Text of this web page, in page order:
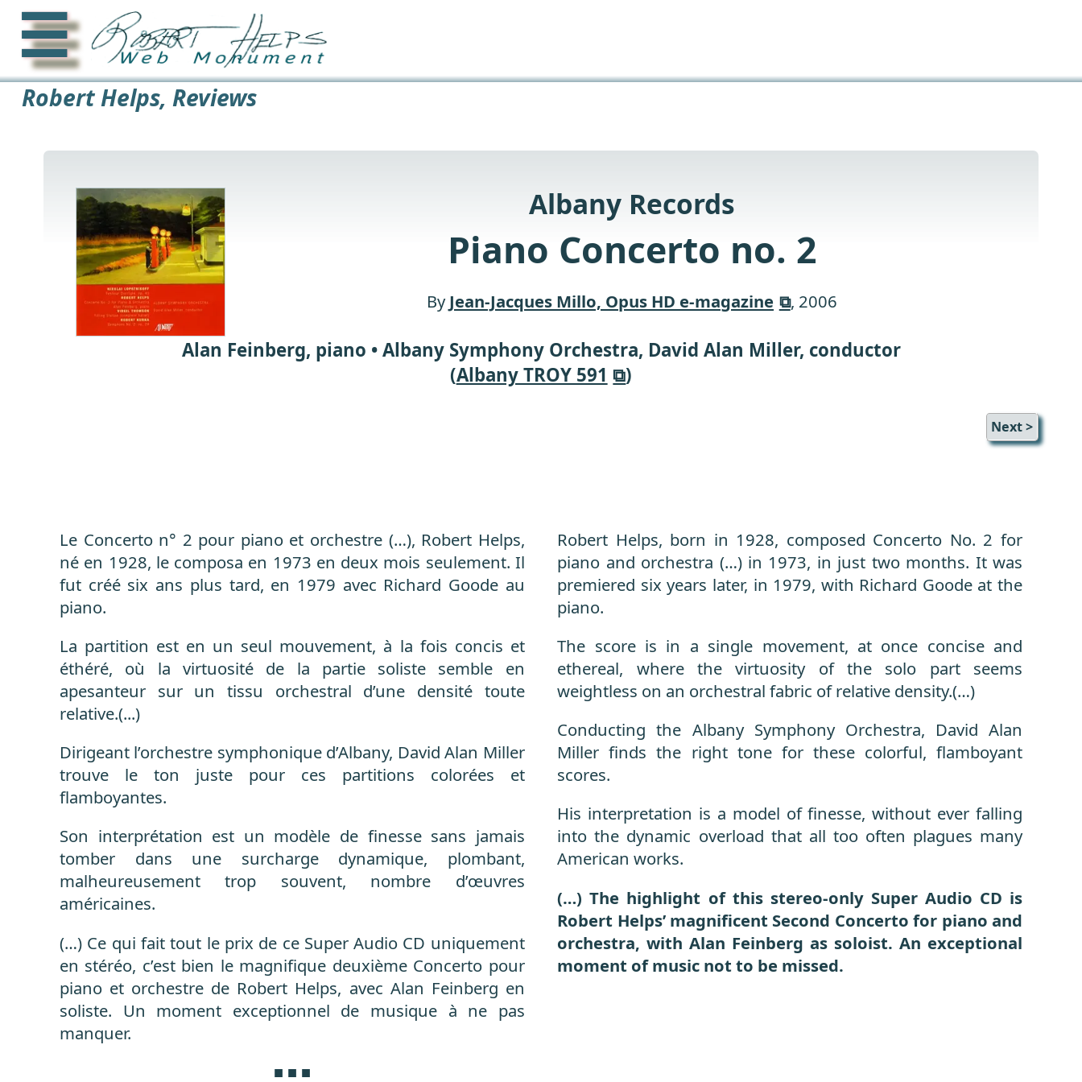
☰
Robert Helps, Reviews
Albany Records
Piano Concerto no. 2
ByJean-Jacques Millo, Opus HD e-magazine , 2006
Alan Feinberg, piano • Albany Symphony Orchestra, David Alan Miller, conductor
(Albany TROY 591 )
Next >
Le Concerto n° 2 pour piano et orchestre (…), Robert Helps,
né en 1928, le composa en 1973 en deux mois seulement. Il
fut créé six ans plus tard, en 1979 avec Richard Goode au
piano.
La partition est en un seul mouvement, à la fois concis et
éthéré, où la virtuosité de la partie soliste semble en
apesanteur sur un tissu orchestral d’une densité toute
relative.(...)
Dirigeant l’orchestre symphonique d’Albany, David Alan Miller
trouve le ton juste pour ces partitions colorées et
flamboyantes.
Son interprétation est un modèle de finesse sans jamais
tomber dans une surcharge dynamique, plombant,
malheureusement trop souvent, nombre d’œuvres
américaines.
(…) Ce qui fait tout le prix de ce Super Audio CD uniquement
en stéréo, c’est bien le magnifique deuxième Concerto pour
piano et orchestre de Robert Helps, avec Alan Feinberg en
soliste. Un moment exceptionnel de musique à ne pas
manquer.
■ ■ ■
Robert Helps, born in 1928, composed Concerto No. 2 for
piano and orchestra (…) in 1973, in just two months. It was
premiered six years later, in 1979, with Richard Goode at the
piano.
The score is in a single movement, at once concise and
ethereal, where the virtuosity of the solo part seems
weightless on an orchestral fabric of relative density.(…)
Conducting the Albany Symphony Orchestra, David Alan
Miller finds the right tone for these colorful, flamboyant
scores.
His interpretation is a model of finesse, without ever falling
into the dynamic overload that all too often plagues many
American works.
(…) The highlight of this stereo-only Super Audio CD is
Robert Helps’ magnificent Second Concerto for piano and
orchestra, with Alan Feinberg as soloist. An exceptional
moment of music not to be missed.